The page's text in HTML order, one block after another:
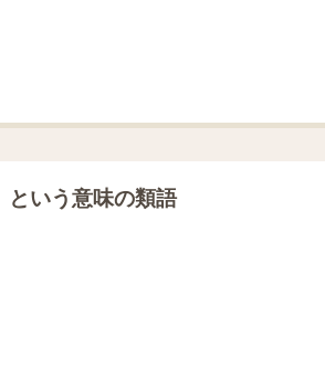
という意味の類語